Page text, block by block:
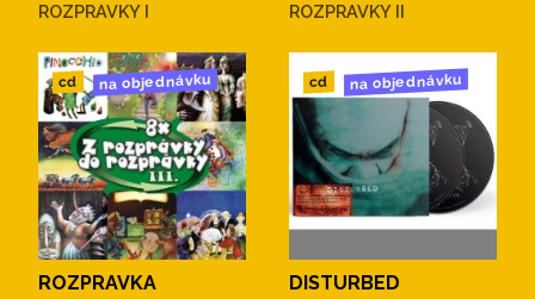
ROZPRAVKY I
ROZPRAVKY II
cd na objednávku
ROZPRAVKA
cd na objednávku
DISTURBED